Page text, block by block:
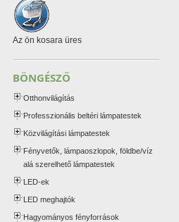
Az ön kosara üres
BÖNGÉSZŐ
Otthonvilágítás
Professzionális beltéri lámpatestek
Közvilágítási lámpatestek
Fényvetők, lámpaoszlopok, földbe/víz
alá szerelhető lámpatestek
LED-ek
LED meghajtók
Hagyományos fényforrások